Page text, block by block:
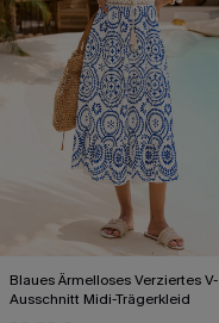
Blaues Ärmelloses Verziertes V-
Ausschnitt Midi-Trägerkleid